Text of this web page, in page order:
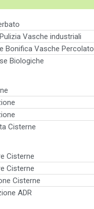
Vasche industriali
Bonifica Vasche Percolato
Biologiche
Cisterne
Cisterne
Cisterne
Cisterne
ADR